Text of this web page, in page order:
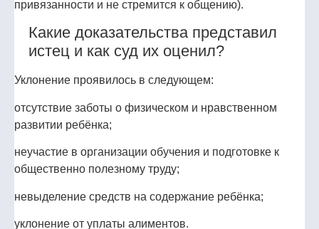
привязанности и не стремится к общению).
Какие доказательства представил
истец и как суд их оценил?
Уклонение проявилось в следующем:
отсутствие заботы о физическом и нравственном
развитии ребёнка;
неучастие в организации обучения и подготовке к
общественно полезному труду;
невыделение средств на содержание ребёнка;
уклонение от уплаты алиментов.